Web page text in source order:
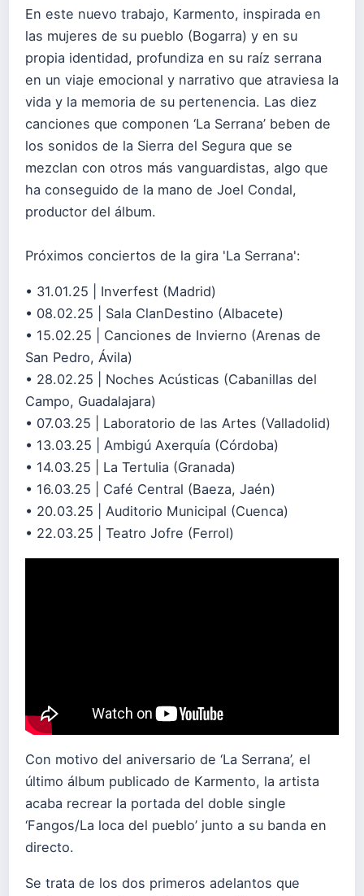
En este nuevo trabajo, Karmento, inspirada en
las mujeres de su pueblo (Bogarra) y en su
propia identidad, profundiza en su raíz serrana
en un viaje emocional y narrativo que atraviesa la
vida y la memoria de su pertenencia. Las diez
canciones que componen ‘La Serrana’ beben de
los sonidos de la Sierra del Segura que se
mezclan con otros más vanguardistas, algo que
ha conseguido de la mano de Joel Condal,
productor del álbum.
Próximos conciertos de la gira 'La Serrana':
• 31.01.25 | Inverfest (Madrid)
• 08.02.25 | Sala ClanDestino (Albacete)
• 15.02.25 | Canciones de Invierno (Arenas de
San Pedro, Ávila)
• 28.02.25 | Noches Acústicas (Cabanillas del
Campo, Guadalajara)
• 07.03.25 | Laboratorio de las Artes (Valladolid)
• 13.03.25 | Ambigú Axerquía (Córdoba)
• 14.03.25 | La Tertulia (Granada)
• 16.03.25 | Café Central (Baeza, Jaén)
• 20.03.25 | Auditorio Municipal (Cuenca)
• 22.03.25 | Teatro Jofre (Ferrol)
Con motivo del aniversario de ‘La Serrana’, el
último álbum publicado de Karmento, la artista
acaba recrear la portada del doble single
‘Fangos/La loca del pueblo’ junto a su banda en
directo.
Se trata de los dos primeros adelantos que